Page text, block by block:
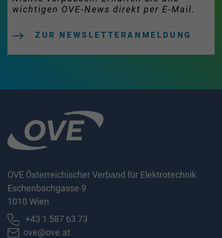
wichtigen OVE-News direkt per E-Mail.
ZUR NEWSLETTERANMELDUNG
OVE Österreichischer Verband für Elektrotechnik
Eschenbachgasse 9
1010 Wien
+43 1 587 63 73
ove@ove.at